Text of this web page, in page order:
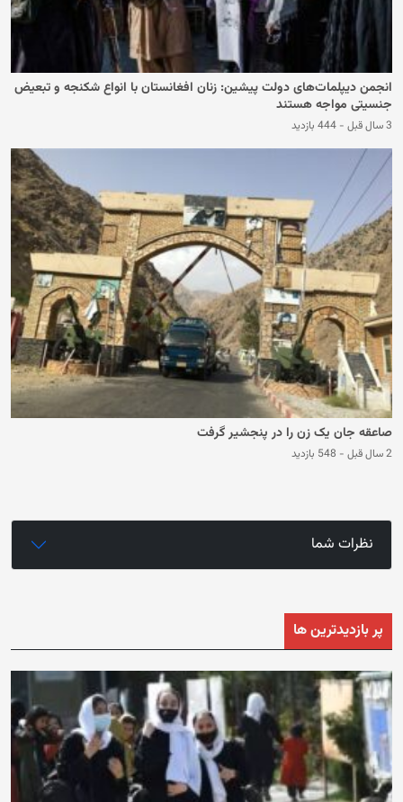
انجمن دیپلمات‌های دولت پیشین: زنان افغانستان با انواع شکنجه و تبعیض
جنسیتی مواجه هستند
3 سال قبل - 444 بازدید
صاعقه جان یک زن را در پنجشیر گرفت
2 سال قبل - 548 بازدید
نظرات شما
پر بازدیدترین ها